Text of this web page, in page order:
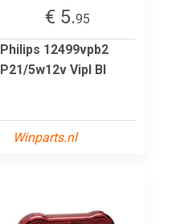
€ 5.95
Philips 12499vpb2
P21/5w12v Vipl Bl
Winparts.nl